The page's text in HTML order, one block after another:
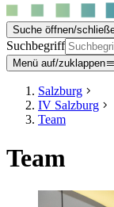
Suche öffnen/
Suchbegriff
Menü auf/zuklappen
Salzburg
IV Salzburg
Team
Team